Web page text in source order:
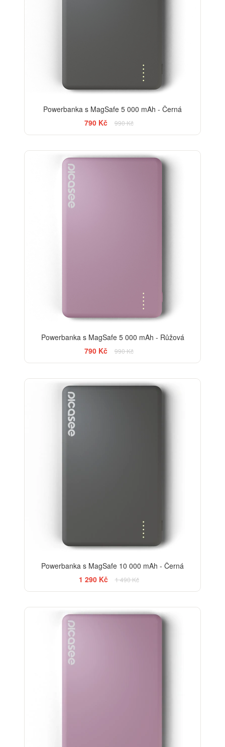
Powerbanka s MagSafe 5 000 mAh - Černá
790 Kč
990 Kč
Powerbanka s MagSafe 5 000 mAh - Růžová
790 Kč
990 Kč
Powerbanka s MagSafe 10 000 mAh - Černá
1 290 Kč
1 490 Kč